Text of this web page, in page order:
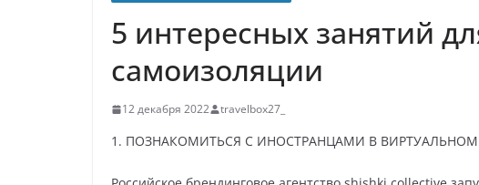
5 интересных занятий
самоизоляции
12 декабря 2022 travelbox27_
1. ПОЗНАКОМИТЬСЯ С ИНОСТРАНЦАМИ В ВИРТУАЛЬНОМ